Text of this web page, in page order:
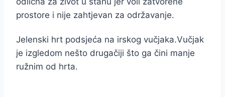
prostore i nije zahtjevan za održavanje.
Jelenski hrt podsjeća na irskog vučjaka.Vučjak
je izgledom nešto drugačiji što ga čini manje
ružnim od hrta.